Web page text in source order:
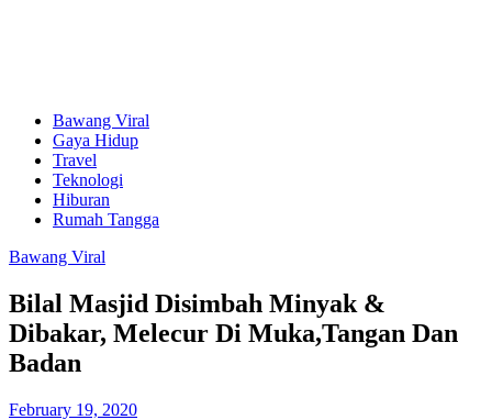
Bawang Viral
Gaya Hidup
Travel
Teknologi
Hiburan
Rumah Tangga
Bawang Viral
Bilal Masjid Disimbah Minyak &
Dibakar, Melecur Di Muka,Tangan Dan
Badan
February 19, 2020